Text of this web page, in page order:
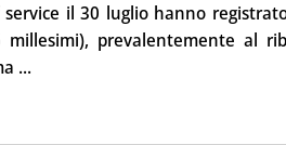
service il30 lugliohanno
prevalentemente al
...Leggi tutta la notizia: 'Prezzi
notizia